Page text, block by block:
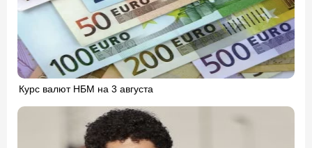
Курс валют НБМ на 3 августа